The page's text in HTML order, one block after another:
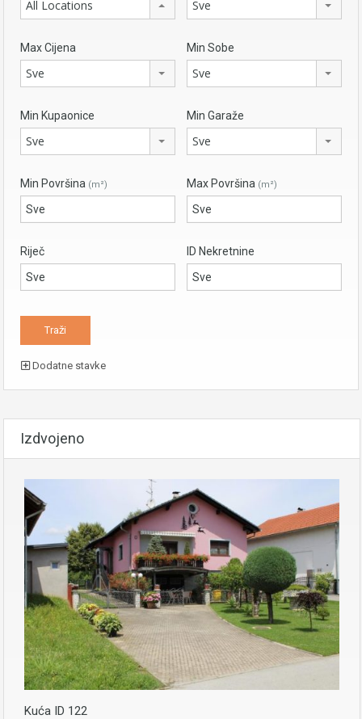
All Locations Sve
Max Cijena
Sve
Min Sobe
Sve
Min Kupaonice
Sve
Min Garaže
Sve
Min Površina (m²) Max Površina (m²)
Riječ ID Nekretnine
Dodatne stavke
Izdvojeno
Kuća ID 122